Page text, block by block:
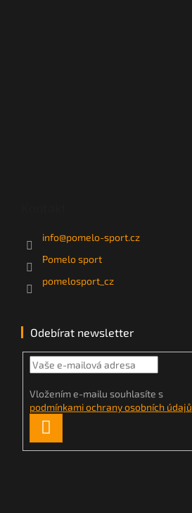
info@pomelo-sport.cz
Pomelo sport
pomelosport_cz
Odebírat newsletter
Vložením e-mailu souhlasíte s
podmínkami ochrany osobních údajů
SE